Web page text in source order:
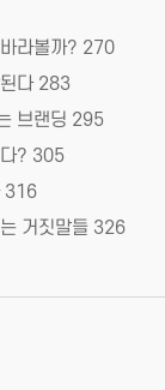
라볼까? 270
다 283
브랜딩 295
다? 305
316
거짓말들 326